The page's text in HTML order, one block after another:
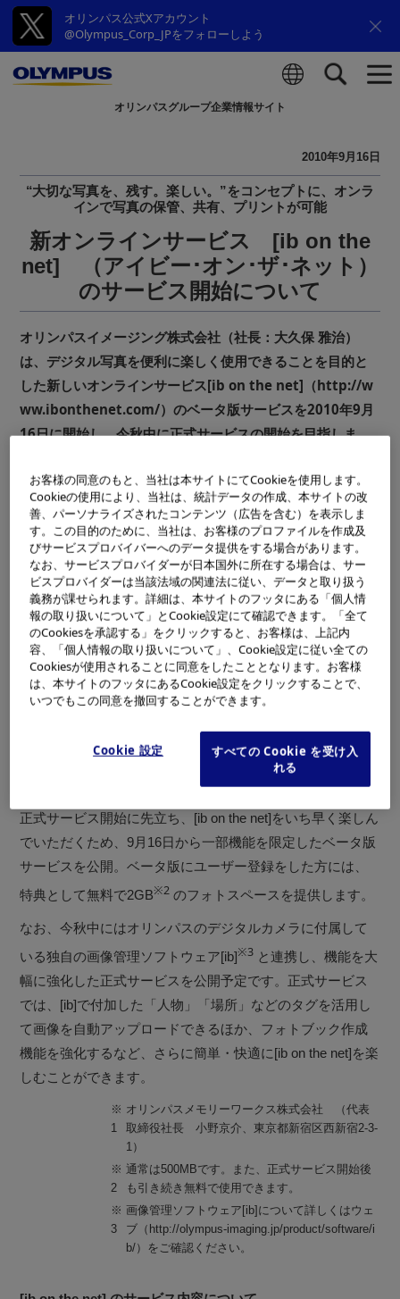
オリンパス公式Xアカウント
@Olympus_Corp_JPをフォローしよう
オリンパスグループ企業情報サイト
2010年9月16日
“大切な写真を、残す。楽しい。”をコンセプトに、オンラ
インで写真の保管、共有、プリントが可能
新オンラインサービス [ib on the
net] （アイビー･オン･ザ･ネット）
のサービス開始について
オリンパスイメージング株式会社（社長：大久保 雅治）
は、デジタル写真を便利に楽しく使用できることを目的と
した新しいオンラインサービス[ib on the net]（http://w
ww.ibonthenet.com/）のベータ版サービスを2010年9月
16日に開始し、今秋中に正式サービスの開始を目指しま
本サービスは関連会社であるオリンパスメモリーワークス
株式会社※1 を通して提供されます。
[ib on the net]は、オンライン上で楽しく、便利に、安心して
写真を共有・バックアップ・プリントできることを目的と
して企画されたオンラインサービスです。家族の成長と共
に増える大切な写真をフォトスペースに保存してアルバム
代わりに活用できるほか、離れて暮らす家族が写真を閲覧
したり、友人同士で旅行やパーティーの写真を共有するこ
とができるなど、様々なシーンで継続して写真を楽しむこ
とができます。また、セキュリティを強化したオンライン
上のスペースに写真をバックアップすることもできるの
で、データ破損などで写真を消失するリスクに備えること
正式サービス開始に先立ち、[ib on the net]をいち早く楽しん
でいただくため、9月16日から一部機能を限定したベータ版
サービスを公開。ベータ版にユーザー登録をした方には、
特典として無料で2GB※2 のフォトスペースを提供します。
なお、今秋中にはオリンパスのデジタルカメラに付属して
いる独自の画像管理ソフトウェア[ib]※3 と連携し、機能を大
幅に強化した正式サービスを公開予定です。正式サービス
では、[ib]で付加した「人物」「場所」などのタグを活用し
て画像を自動アップロードできるほか、フォトブック作成
機能を強化するなど、さらに簡単・快適に[ib on the net]を楽
しむことができます。
※
1
オリンパスメモリーワークス株式会社 （代表
取締役社長 小野京介、東京都新宿区西新宿2-3-
1）
※
2
通常は500MBです。また、正式サービス開始後
も引き続き無料で使用できます。
※
3
画像管理ソフトウェア[ib]について詳しくはウェ
ブ（http://olympus-imaging.jp/product/software/i
b/）をご確認ください。
お客様の同意のもと、当社は本サイトにてCookieを使用します。
Cookieの使用により、当社は、統計データの作成、本サイトの改
善、パーソナライズされたコンテンツ（広告を含む）を表示しま
す。この目的のために、当社は、お客様のプロファイルを作成及
びサービスプロバイバーへのデータ提供をする場合があります。
なお、サービスプロバイダーが日本国外に所在する場合は、サー
ビスプロバイダーは当該法域の関連法に従い、データと取り扱う
義務が課せられます。詳細は、本サイトのフッタにある「個人情
報の取り扱いについて」とCookie設定にて確認できます。「全て
のCookiesを承認する」をクリックすると、お客様は、上記内
容、「個人情報の取り扱いについて」、Cookie設定に従い全ての
Cookiesが使用されることに同意をしたこととなります。お客様
は、本サイトのフッタにあるCookie設定をクリックすることで、
いつでもこの同意を撤回することができます。
Cookie 設定
すべての Cookie を受け入
れる